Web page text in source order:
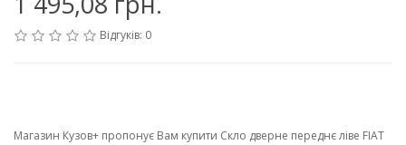
Відгуків: 0
Магазин Кузов+ пропонує Вам купити Скло дверне переднє ліве FIAT